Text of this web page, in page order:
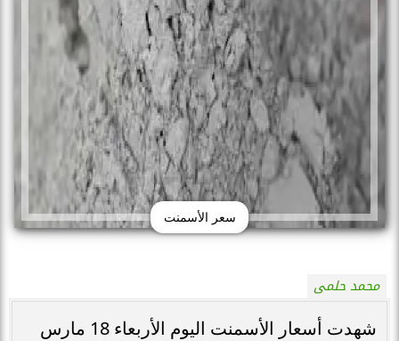
سعر الأسمنت
محمد حلمى
شهدت أسعار الأسمنت اليوم الأربعاء 18 مارس